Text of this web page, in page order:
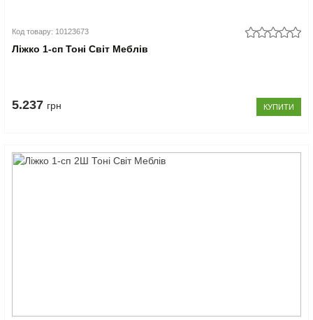
Код товару: 10123673
Ліжко 1-сп Тоні Світ Меблів
5.237 грн КУПИТИ